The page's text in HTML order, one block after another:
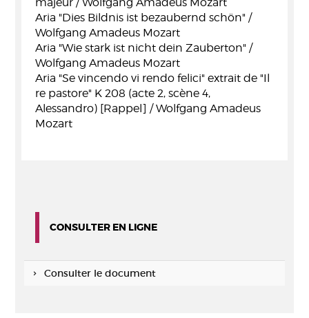
Aria "Dies Bildnis ist bezaubernd schön" /
Wolfgang Amadeus Mozart
Aria "Wie stark ist nicht dein Zauberton" /
Wolfgang Amadeus Mozart
Aria "Se vincendo vi rendo felici" extrait de "Il
re pastore" K 208 (acte 2, scène 4,
Alessandro) [Rappel] / Wolfgang Amadeus
Mozart
CONSULTER EN LIGNE
Consulter le document